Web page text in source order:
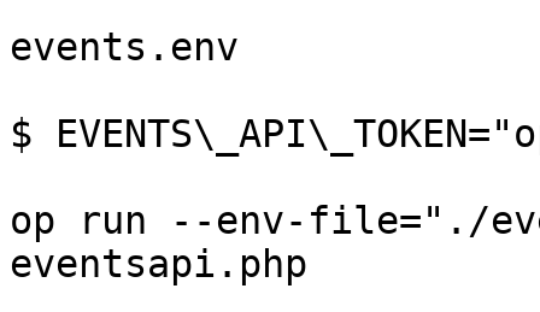
events.env
$
op run --env-file="./
eventsapi.php